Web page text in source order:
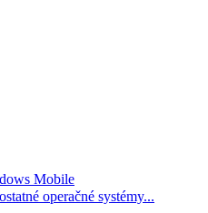
Mobile
operačné systémy...